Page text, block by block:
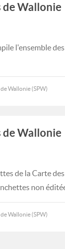
de Wallonie
l'ensemble
Wallonie (SPW)
de Wallonie
de la Carte
non
Wallonie (SPW)